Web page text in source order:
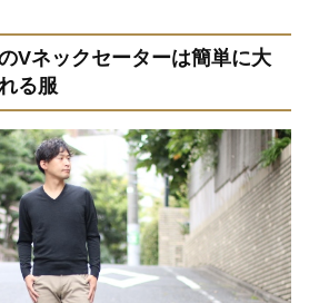
Vネックセーターは簡単に大
る服